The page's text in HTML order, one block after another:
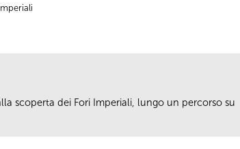
scoperta dei Fori Imperiali, lungo un percorso su